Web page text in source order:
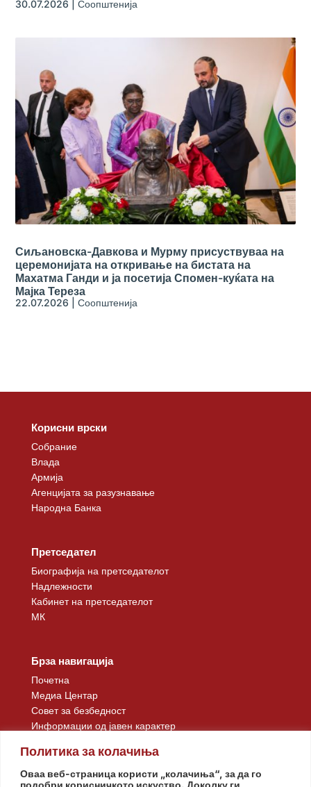
Политика за колачиња
Оваа веб-страница користи „колачиња“, за да го
подобри корисничкото искуство. Доколку ги
30.07.2026 |Соопштенија
Сиљановска-Давкова и Мурму присуствуваа на
церемонијата на откривање на бистата на
Махатма Ганди и ја посетија Спомен-куќата на
Мајка Тереза
22.07.2026 |Соопштенија
Корисни врски
Собрание
Влада
Армија
Агенцијата за разузнавање
Народна Банка
Претседател
Биографија на претседателот
Надлежности
Кабинет на претседателот
МК
Брза навигација
Почетна
Медиа Центар
Совет за безбедност
Информации од јавен карактер